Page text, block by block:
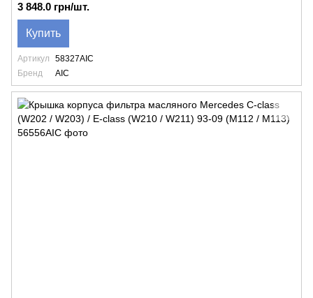
3 848.0 грн/шт.
Купить
Артикул
58327AIC
Бренд
AIC